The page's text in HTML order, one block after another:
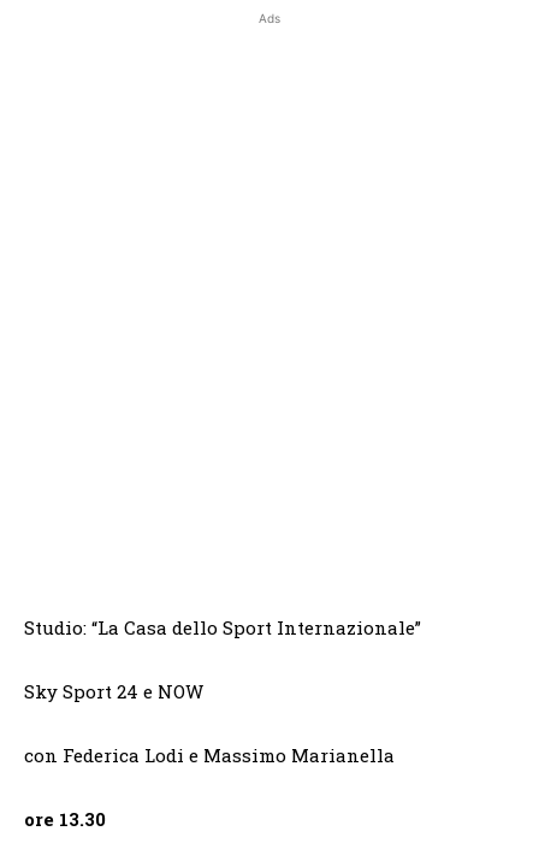
Ads
Studio: “La Casa dello Sport Internazionale”
Sky Sport 24 e NOW
con Federica Lodi e Massimo Marianella
ore 13.30